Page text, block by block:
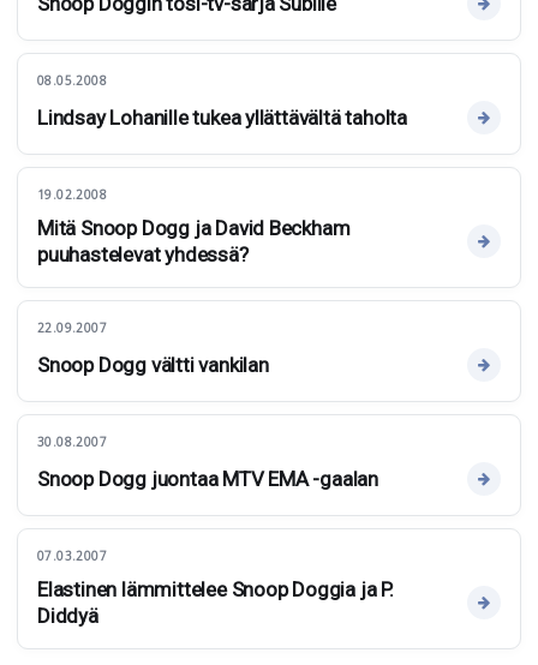
08.05.2008
Lindsay Lohanille tukea yllättävältä taholta
19.02.2008
Mitä Snoop Dogg ja David Beckham
puuhastelevat yhdessä?
22.09.2007
Snoop Dogg vältti vankilan
30.08.2007
Snoop Dogg juontaa MTV EMA -gaalan
07.03.2007
Elastinen lämmittelee Snoop Doggia ja P.
Diddyä